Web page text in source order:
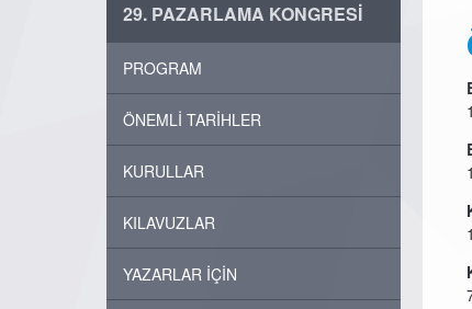
29. PAZARLAMA KONGRESİ
PROGRAM
ÖNEMLİ TARİHLER
KURULLAR
KILAVUZLAR
YAZARLAR İÇİN